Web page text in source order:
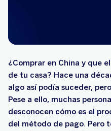
¿Comprar en China y que
de tu casa? Hace una
algo así podía suceder,
Pese a ello, muchas
desconocen cómo es el
del método de pago. Pero